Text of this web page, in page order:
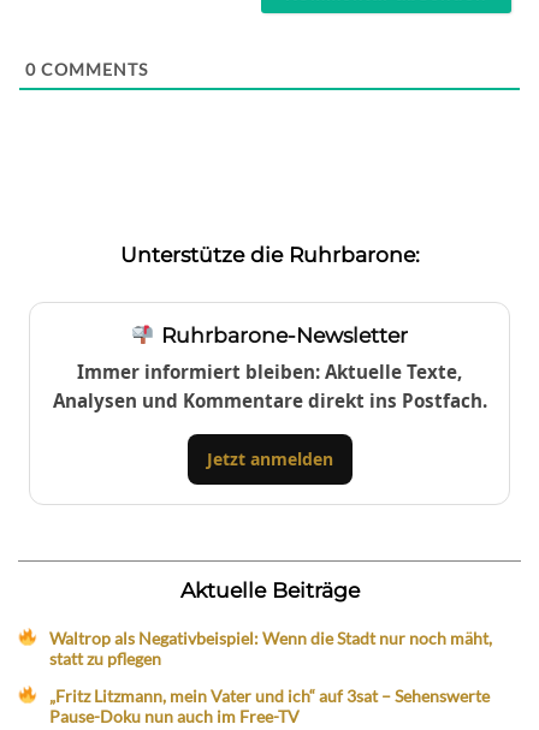
0 COMMENTS
Unterstütze die Ruhrbarone:
Ruhrbarone-Newsletter
Immer informiert bleiben: Aktuelle Texte,
Analysen und Kommentare direkt ins Postfach.
Jetzt anmelden
Aktuelle Beiträge
Waltrop als Negativbeispiel: Wenn die Stadt nur noch mäht,
statt zu pflegen
„Fritz Litzmann, mein Vater und ich“ auf 3sat – Sehenswerte
Pause-Doku nun auch im Free-TV